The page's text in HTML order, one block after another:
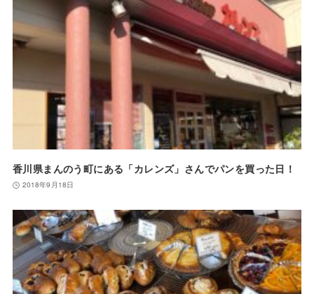
香川県まんのう町にある「カレンズ」さんでパンを買った日！
2018年9月18日